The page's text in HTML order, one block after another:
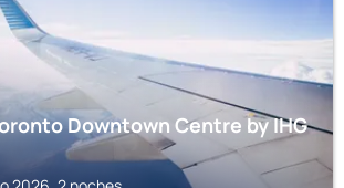
Downtown Centre by IHG